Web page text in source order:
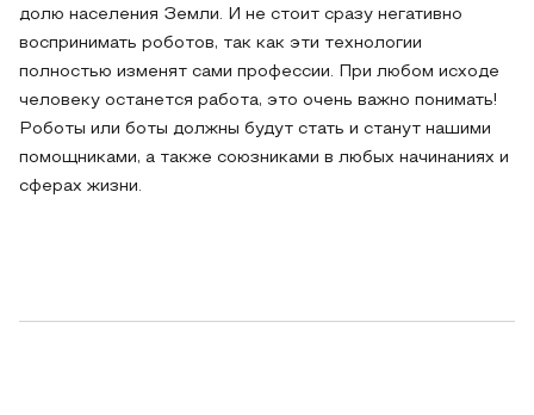
долю населения Земли. И не стоит сразу негативно
воспринимать роботов, так как эти технологии
полностью изменят сами профессии. При любом исходе
человеку останется работа, это очень важно понимать!
Роботы или боты должны будут стать и станут нашими
помощниками, а также союзниками в любых начинаниях и
сферах жизни.